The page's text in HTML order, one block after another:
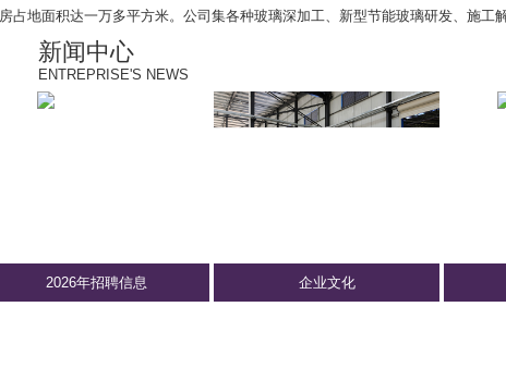
房占地面积达一万多平方米。公司集各种玻璃深加工、新型节能玻璃研发、施工
新闻中心
ENTREPRISE'S NEWS
2026年招聘信息 企业文化